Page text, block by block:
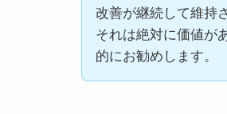
改善が継続して維持
それは絶対に価値が
的にお勧めします。